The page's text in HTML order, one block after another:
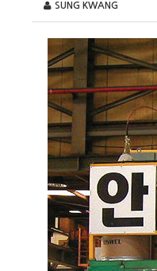
SUNG KWANG